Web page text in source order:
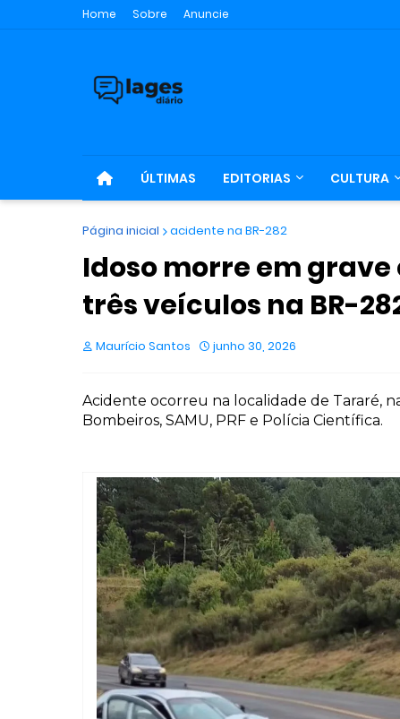
Home Sobre Anuncie
ÚLTIMAS EDITORIAS CULTURA
Página inicial acidente na BR-282
Idoso morre em
três veículos na BR-
Maurício Santos junho 30, 2026
Acidente ocorreu na localidade de Tararé,
Bombeiros, SAMU, PRF e Polícia Científica.